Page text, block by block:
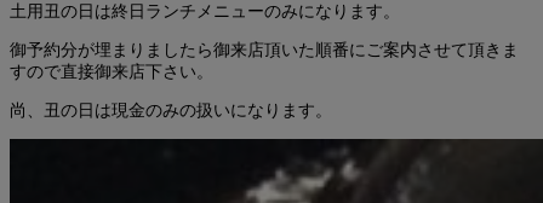
土用丑の日は終日ランチメニューのみになります。
御予約分が埋まりましたら御来店頂いた順番にご案内させて頂きま
すので直接御来店下さい。
尚、丑の日は現金のみの扱いになります。